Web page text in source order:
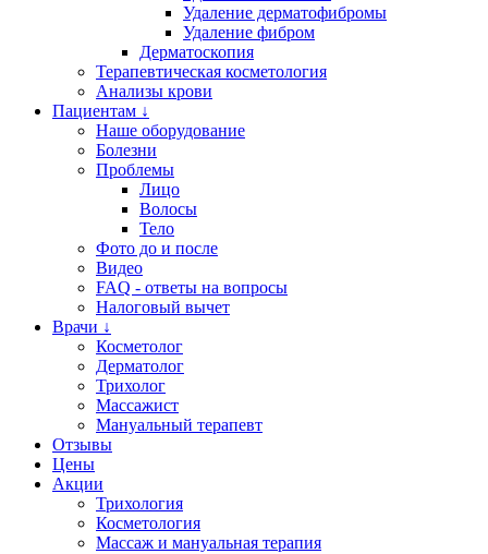
Удаление дерматофибромы
Удаление фибром
Дерматоскопия
Терапевтическая косметология
Анализы крови
Пациентам ↓
Наше оборудование
Болезни
Проблемы
Лицо
Волосы
Тело
Фото до и после
Видео
FAQ - ответы на вопросы
Налоговый вычет
Врачи ↓
Косметолог
Дерматолог
Трихолог
Массажист
Мануальный терапевт
Отзывы
Цены
Акции
Трихология
Косметология
Массаж и мануальная терапия